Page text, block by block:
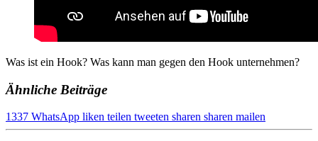
Was ist ein Hook? Was kann man gegen den Hook unternehmen?
Ähnliche Beiträge
1337 WhatsApp liken teilen tweeten sharen sharen mailen